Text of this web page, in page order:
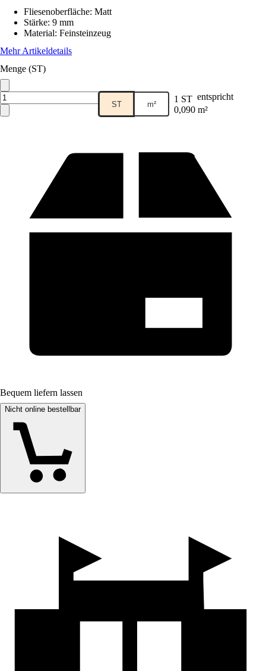
Fliesenoberfläche: Matt
Stärke: 9 mm
Material: Feinsteinzeug
Mehr Artikeldetails
Menge (ST)
ST m² 1 ST entspricht
0,090 m²
Bequem liefern lassen
Nicht online bestellbar